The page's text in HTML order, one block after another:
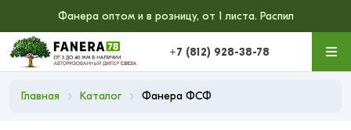
Фанера оптом и в розницу, от 1 листа. Распил
+7 (812) 928-38-78
Главная Каталог Фанера ФСФ